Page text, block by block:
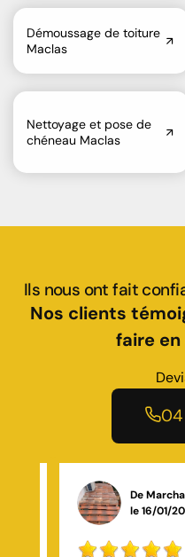
Démoussage de toiture
Maclas
Nettoyage et pose de
chéneau Maclas
Ils nous ont fait
Nos clients
faire
04
De Charly
le 19/11/